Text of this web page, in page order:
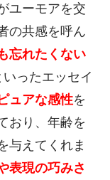
ユーモアを交
の共感を呼ん
忘れたくない
いったエッセイ
ュアな感性を
おり、年齢を
与えてくれま
表現の巧みさ